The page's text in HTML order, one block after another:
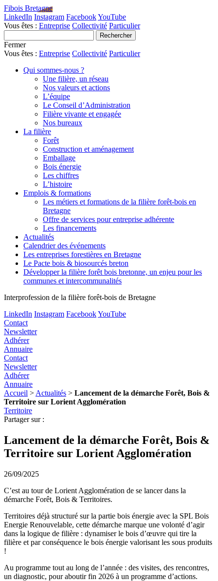
Fibois Bretagne
LinkedIn Instagram FacebookYouTube
Vous êtes : Entreprise Collectivité Particulier
Fermer
Vous êtes : Entreprise Collectivité Particulier
Qui sommes-nous ?
Une filière, un réseau
Nos valeurs et actions
L’équipe
Le Conseil d’Administration
Filière vivante et engagée
Nos bureaux
La filière
Forêt
Construction et aménagement
Emballage
Bois énergie
Les chiffres
L’histoire
Emplois & formations
Les métiers et formations de la filière forêt-bois en
Bretagne
Offre de services pour entreprise adhérente
Les financements
Actualités
Calendrier des événements
Les entreprises forestières en Bretagne
Le Pacte bois & biosourcés breton
Développer la filière forêt bois bretonne, un enjeu pour les
communes et intercommunalités
Interprofession de la filière forêt-bois de Bretagne
LinkedIn Instagram FacebookYouTube
Contact
Newsletter
Adhérer
Annuaire
Contact
Newsletter
Adhérer
Annuaire
Accueil > Actualités > Lancement de la démarche Forêt, Bois &
Territoire sur Lorient Agglomération
Territoire
Partager sur :
Lancement de la démarche Forêt, Bois &
Territoire sur Lorient Agglomération
26/09/2025
C’est au tour de Lorient Agglomération de se lancer dans la
démarche Forêt, Bois & Territoires.
Territoires déjà structuré sur la partie bois énergie avec la SPL Bois
Energie Renouvelable, cette démarche marque une volonté d’agir
dans la logique de filière : dynamiser le bois d’œuvre qui tire la
filière et par conséquence le bois énergie valorisant les sous produits
!
Au programme tout au long de l’année : des visites, des rencontres,
un diagnostic, pour aboutir fin 2026 à un programme d’actions.